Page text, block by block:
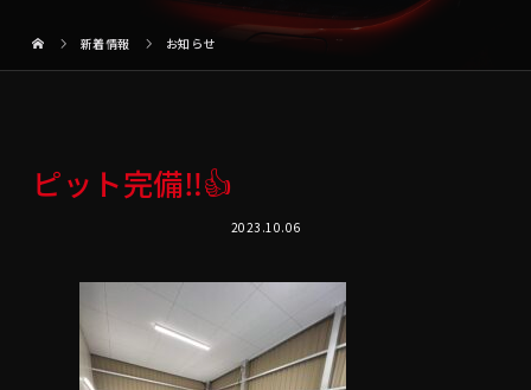
新着情報 お知らせ
ピット完備‼️👍
2023.10.06